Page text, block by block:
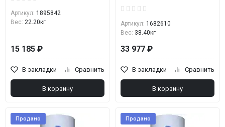
Артикул: 1895842
Вес: 22.20кг
15 185 ₽
В закладки Сравнить
В корзину
Артикул: 1682610
Вес: 38.40кг
33 977 ₽
В закладки Сравнить
В корзину
Продано Продано